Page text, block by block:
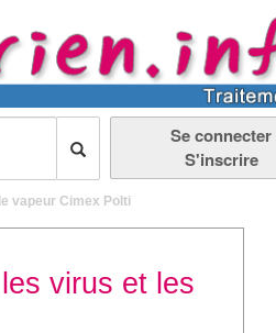
Se connecter
S'inscrire
vapeur Cimex Polti
virus et les